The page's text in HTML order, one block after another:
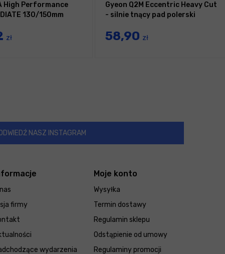
High Performance
130/150mm
zł
Gyeon Q2M Eccentric Heavy Cut
- silnie tnący pad polerski
58,90 zł
NASZ INSTAGRAM
firmy
wydarzenia
Moje konto
Wysyłka
Termin dostawy
Regulamin sklepu
Odstąpienie od umowy
Regulaminy promocji